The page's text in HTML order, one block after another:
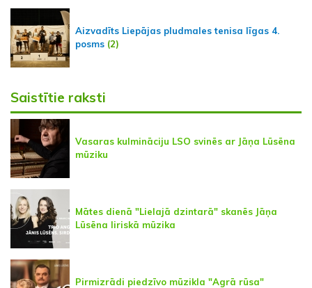
Aizvadīts Liepājas pludmales tenisa līgas 4.
posms (2)
Saistītie raksti
Vasaras kulmināciju LSO svinēs ar Jāņa Lūsēna
mūziku
Mātes dienā "Lielajā dzintarā" skanēs Jāņa
Lūsēna liriskā mūzika
Pirmizrādi piedzīvo mūzikla "Agrā rūsa"